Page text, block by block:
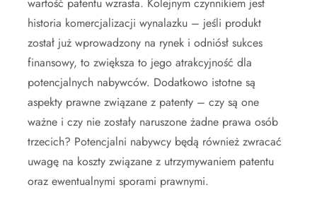
historia komercjalizacji wynalazku – jeśli produkt
został już wprowadzony na rynek i odniósł sukces
finansowy, to zwiększa to jego atrakcyjność dla
potencjalnych nabywców. Dodatkowo istotne są
aspekty prawne związane z patenty – czy są one
ważne i czy nie zostały naruszone żadne prawa osób
trzecich? Potencjalni nabywcy będą również zwracać
uwagę na koszty związane z utrzymywaniem patentu
oraz ewentualnymi sporami prawnymi.